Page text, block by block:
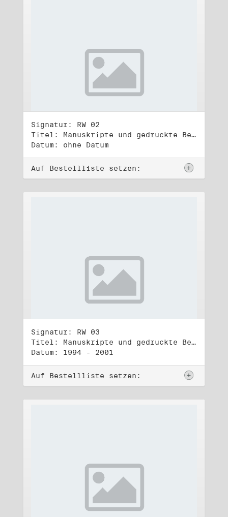
Signatur: RW 02
Titel: Manuskripte und gedruckte Belege (2)
Datum: ohne Datum
Auf Bestellliste setzen:
Signatur: RW 03
Titel: Manuskripte und gedruckte Belege (3)
Datum: 1994 - 2001
Auf Bestellliste setzen: